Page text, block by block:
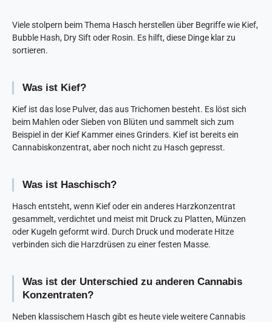
Viele stolpern beim Thema Hasch herstellen über Begriffe wie Kief,
Bubble Hash, Dry Sift oder Rosin. Es hilft, diese Dinge klar zu
sortieren.
Was ist Kief?
Kief ist das lose Pulver, das aus Trichomen besteht. Es löst sich
beim Mahlen oder Sieben von Blüten und sammelt sich zum
Beispiel in der Kief Kammer eines Grinders. Kief ist bereits ein
Cannabiskonzentrat, aber noch nicht zu Hasch gepresst.
Was ist Haschisch?
Hasch entsteht, wenn Kief oder ein anderes Harzkonzentrat
gesammelt, verdichtet und meist mit Druck zu Platten, Münzen
oder Kugeln geformt wird. Durch Druck und moderate Hitze
verbinden sich die Harzdrüsen zu einer festen Masse.
Was ist der Unterschied zu anderen Cannabis
Konzentraten?
Neben klassischem Hasch gibt es heute viele weitere Cannabis